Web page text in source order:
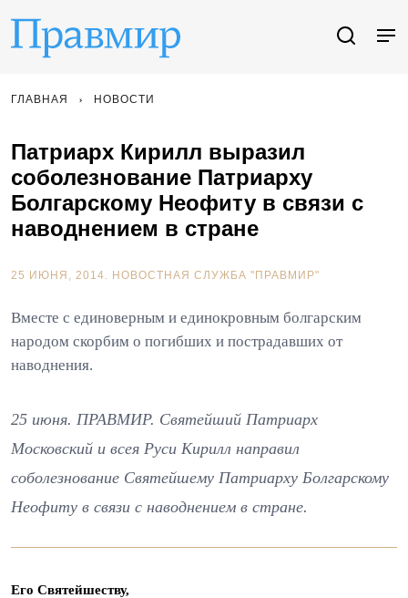
ГЛАВНАЯ НОВОСТИ
Патриарх Кирилл выразил
соболезнование Патриарху
Болгарскому Неофиту в связи с
наводнением в стране
25 ИЮНЯ, 2014. НОВОСТНАЯ СЛУЖБА "ПРАВМИР"
Вместе с единоверным и единокровным болгарским
народом скорбим о погибших и пострадавших от
наводнения.
25 июня. ПРАВМИР. Святейший Патриарх
Московский и всея Руси Кирилл направил
соболезнование Святейшему Патриарху Болгарскому
Неофиту в связи с наводнением в стране.
Его Святейшеству,